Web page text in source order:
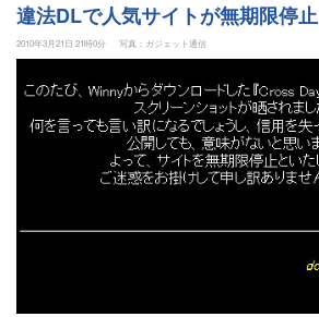
違法DLで人気サイトが無期限停止
2010年3月21日 21時0分 写真：ガジェット通信